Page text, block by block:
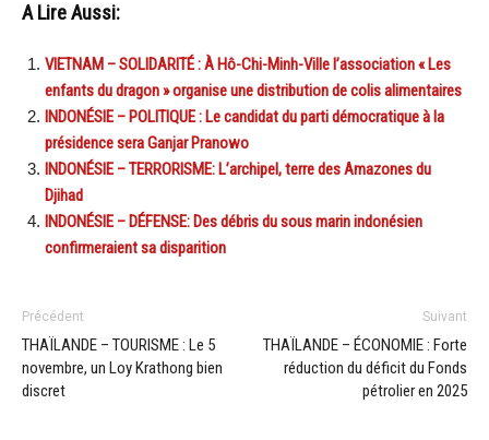
A Lire Aussi:
VIETNAM – SOLIDARITÉ : À Hô-Chi-Minh-Ville l’association « Les
enfants du dragon » organise une distribution de colis alimentaires
INDONÉSIE – POLITIQUE : Le candidat du parti démocratique à la
présidence sera Ganjar Pranowo
INDONÉSIE – TERRORISME: L’archipel, terre des Amazones du
Djihad
INDONÉSIE – DÉFENSE: Des débris du sous marin indonésien
confirmeraient sa disparition
Précédent
THAÏLANDE – TOURISME : Le 5
novembre, un Loy Krathong bien
discret
Suivant
THAÏLANDE – ÉCONOMIE : Forte
réduction du déficit du Fonds
pétrolier en 2025